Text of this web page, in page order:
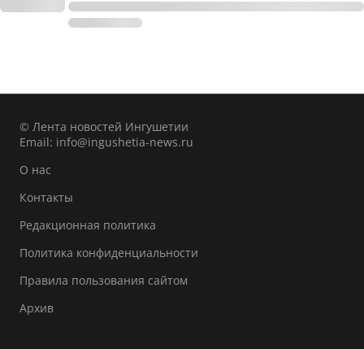
© Лента новостей Ингушетии
Email: info@ingushetia-news.ru
О нас
Контакты
Редакционная политика
Политика конфиденциальности
Правила пользования сайтом
Архив